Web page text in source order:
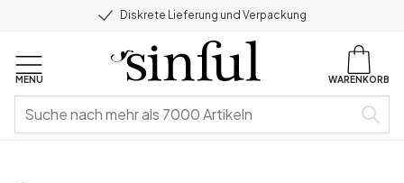
Diskrete Lieferung und Verpackung
MENU WARENKORB